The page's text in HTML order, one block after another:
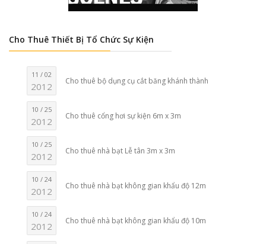
Cho Thuê Thiết Bị Tổ Chức Sự Kiện
11 / 02
2012 Cho thuê bộ dụng cụ cắt băng khánh thành
10 / 25
2012 Cho thuê cổng hơi sự kiện 6m x 3m
10 / 25
2012 Cho thuê nhà bạt Lễ tân 3m x 3m
10 / 24
2012 Cho thuê nhà bạt không gian khẩu độ 12m
10 / 24
2012 Cho thuê nhà bạt không gian khẩu độ 10m